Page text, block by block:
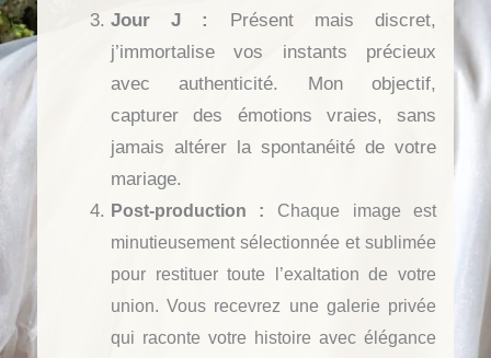
Jour J :
Présent mais discret,
j’immortalise vos instants précieux
avec authenticité. Mon objectif,
capturer des émotions vraies, sans
jamais altérer la spontanéité de votre
mariage.
Post-production : Chaque image est
minutieusement sélectionnée et sublimée
pour restituer toute l’exaltation de votre
union. Vous recevrez une galerie privée
qui raconte votre histoire avec élégance